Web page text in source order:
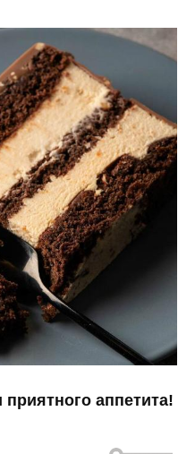
аппетита!